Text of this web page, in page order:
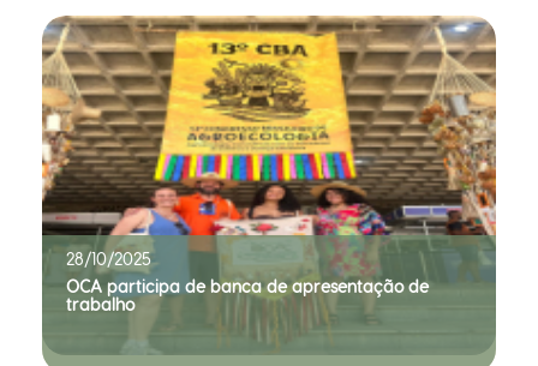
28/10/2025
OCA participa de banca de apresentação de
trabalho